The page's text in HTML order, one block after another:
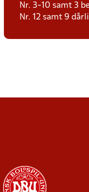
Nr. 3-10 samt 3
Nr. 12 samt 9